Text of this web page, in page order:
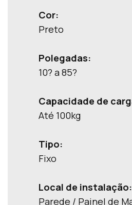
Cor:
Preto
Polegadas:
10? a 85?
Capacidade de
Até 100kg
Tipo:
Fixo
Local de instalação:
Parede / Painel de